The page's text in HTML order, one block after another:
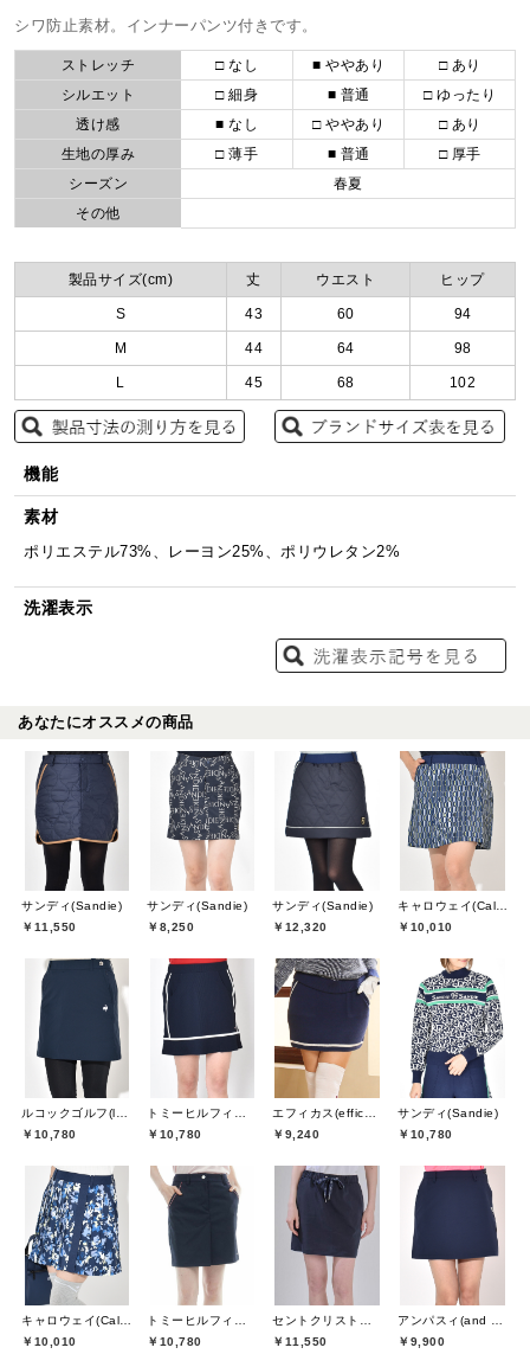
シワ防止素材。インナーパンツ付きです。
ストレッチ □ なし ■ ややあり
□ あり
シルエット
□ 細身 ■ 普通
□ ゆったり
透け感
■ なし □ ややあり
□ あり
生地の厚み
□ 薄手 ■ 普通
□ 厚手
シーズン
春夏
その他
製品サイズ(cm) 丈 ウエスト ヒップ
S 43 60 94
M 44 64 98
L 45 68 102
機能
素材
ポリエステル73%、レーヨン25%、ポリウレタン2%
洗濯表示
あなたにオススメの商品
サンディ(Sandie)
￥11,550
サンディ(Sandie)
￥8,250
サンディ(Sandie)
￥12,320
キャロウェイ(Callaway)
￥10,010
ルコックゴルフ(le coq GOLF)
￥10,780
トミーヒルフィガーゴルフ(TOMMY HILFIGER GOLF)
￥10,780
エフィカス(efficace)
￥9,240
サンディ(Sandie)
￥10,780
キャロウェイ(Callaway)
￥10,010
トミーヒルフィガーゴルフ(TOMMY HILFIGER GOLF)
￥10,780
セントクリストファーゴルフ(St.ChristopherGolf)
￥11,550
アンパスィ(and per se)
￥9,900